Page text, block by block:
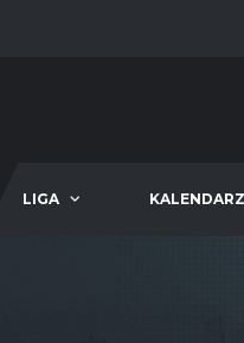
LIGA KALENDARZ